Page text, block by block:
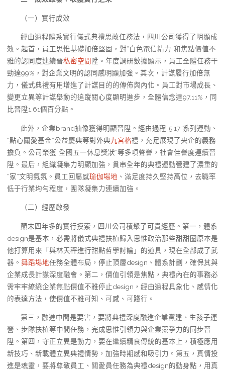
（一）實行成效
經由過程體系實行儀式典禮思政任務法，四川公司獲得了明顯成
效。起首，員工思惟基礎加倍堅固，對“白色電信精力”和焦點價值不
雅的認同度連續晉私密空間 陞。年度調研數據顯示，員工全體任務干
勁達99%，對企業文明的認同感明顯加強。其次，計謀履行加倍無
力，儀式典禮有用增進了計謀目的的傳佈與內化。員工對市場成長、
變更立異等計謀舉動的追蹤關心度顯明進步，全體信念達97.11%，同
比晉陞1.61個百分點。
此外，企業brand抽像獲得明顯晉陞。經由過程“5·17”系列運動、
“點心關愛基金”公益慶典等對外典九宮格禮，充足展現了央企的義務
擔負。公司榮獲“全國五一休息獎狀”等多項聲譽，社會佳譽度連續晉
陞。最后，組織凝集力明顯加強，貫串全年的典禮運動營建了濃重的
“家”文明氣氛。員工回屬感瑜伽場地 、滿足度持久堅持高位，去職率
低于行業均勻程度，團隊凝集力連續加強。
（二）經歷啟發
顛末四年多的實行摸索，四川公司積聚了可貴經歷。第一，體系
design是基本，必需將儀式典禮扶植歸入思惟政治那些甜甜圈原本是
他打算用來「與林天秤進行甜點哲學討論」的道具，現在全部成了武
器。 舞蹈場地任務全體布局，停止頂層design、體系計劃，確保其與
企業成長計謀深度融會。第二，價值引領是焦點，典禮內在的事務必
需牢牢繚繞企業焦點價值不雅停止design，經由過程具象化、感情化
的表達方法，使價值不雅可知、可感、可踐行。
第三，融進中間是要害，要將典禮深度融進企業黨建、生孩子運
營、步隊扶植等中間任務，完成思惟引領力與企業競爭力的同步晉
陞。第四，守正立異是動力，要在繼續精良傳統的基本上，積極應用
新技巧、新載體立異典禮情勢，加強時期感和吸引力。第五，真情投
進是魂靈，要將尊敬員工、關愛員任務為典禮design的動身點，用真